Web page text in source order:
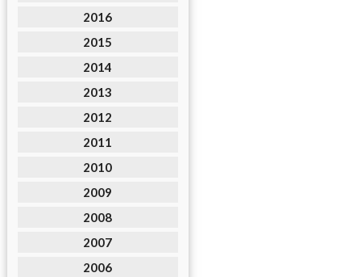
2016
2015
2014
2013
2012
2011
2010
2009
2008
2007
2006